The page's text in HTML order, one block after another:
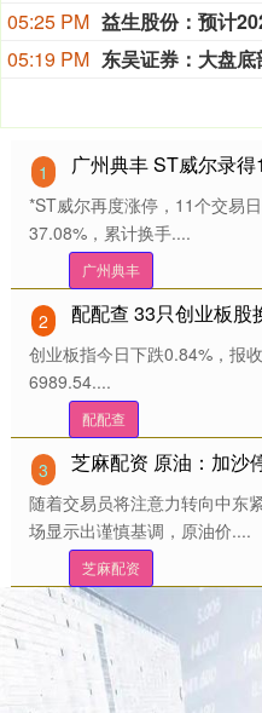
05:25 PM
05:19 PM 东吴证券：大盘
1 广州典丰 ST威尔录得
*ST威尔再度涨停，11个交易
37.08%，累计换手....
广州典丰
2
配配查 33只创业板股
创业板指今日下跌0.84%，报
6989.54....
配配查
3
芝麻配资 原油：加沙
随着交易员将注意力转向中东
场显示出谨慎基调，原油价....
芝麻配资